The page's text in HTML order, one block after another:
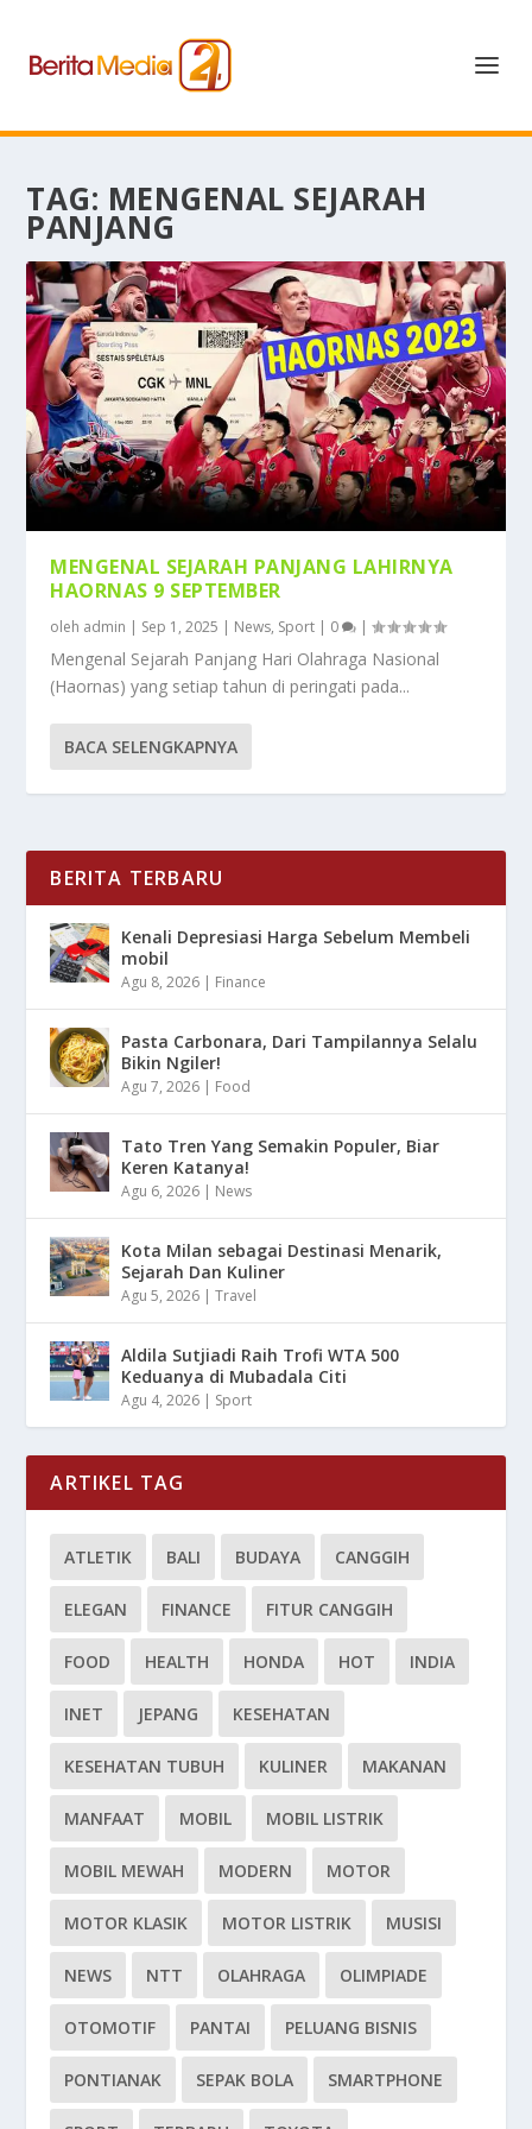
TAG: MENGENAL SEJARAH
PANJANG
MENGENAL SEJARAH PANJANG LAHIRNYA
HAORNAS 9 SEPTEMBER
oleh admin | Sep 1, 2025 | News, Sport | 0 |
Mengenal Sejarah Panjang Hari Olahraga Nasional
(Haornas) yang setiap tahun di peringati pada...
BACA SELENGKAPNYA
BERITA TERBARU
Kenali Depresiasi Harga Sebelum Membeli
mobil
Agu 8, 2026 | Finance
Pasta Carbonara, Dari Tampilannya Selalu
Bikin Ngiler!
Agu 7, 2026 | Food
Tato Tren Yang Semakin Populer, Biar
Keren Katanya!
Agu 6, 2026 | News
Kota Milan sebagai Destinasi Menarik,
Sejarah Dan Kuliner
Agu 5, 2026 |Travel
Aldila Sutjiadi Raih Trofi WTA 500
Keduanya di Mubadala Citi
Agu 4, 2026 | Sport
ARTIKEL TAG
ATLETIK BALI BUDAYA CANGGIH
ELEGAN FINANCE FITUR CANGGIH
FOOD HEALTH HONDA HOT INDIA
INET JEPANG KESEHATAN
KESEHATAN TUBUH KULINER MAKANAN
MANFAAT MOBIL MOBIL LISTRIK
MOBIL MEWAH MODERN MOTOR
MOTOR KLASIK MOTOR LISTRIK MUSISI
NEWS NTT OLAHRAGA OLIMPIADE
OTOMOTIF PANTAI PELUANG BISNIS
PONTIANAK SEPAK BOLA SMARTPHONE